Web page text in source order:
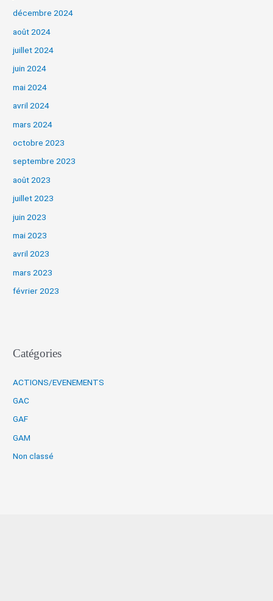
décembre 2024
août 2024
juillet 2024
juin 2024
mai 2024
avril 2024
mars 2024
octobre 2023
septembre 2023
août 2023
juillet 2023
juin 2023
mai 2023
avril 2023
mars 2023
février 2023
Catégories
ACTIONS/EVENEMENTS
GAC
GAF
GAM
Non classé